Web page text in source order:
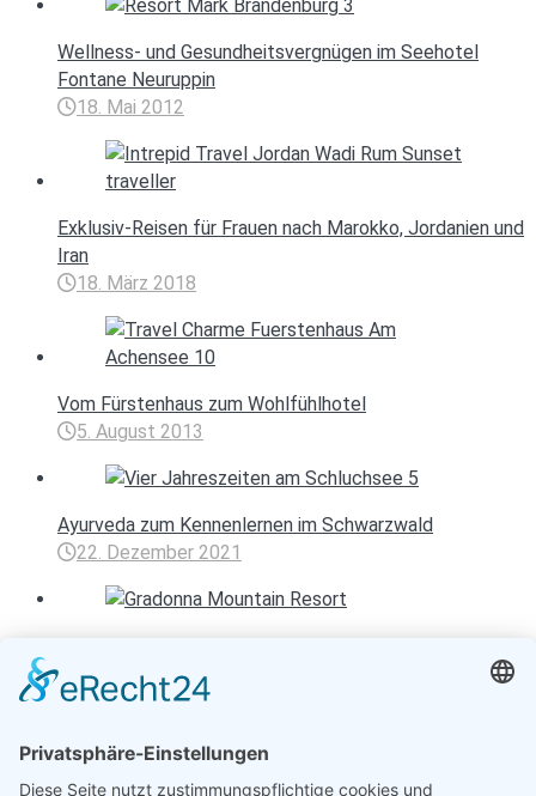
Wellness- und Gesundheitsvergnügen im Seehotel
Fontane Neuruppin
18. Mai 2012
Exklusiv-Reisen für Frauen nach Marokko, Jordanien und
Iran
18. März 2018
Vom Fürstenhaus zum Wohlfühlhotel
5. August 2013
Ayurveda zum Kennenlernen im Schwarzwald
22. Dezember 2021
26. August 2013